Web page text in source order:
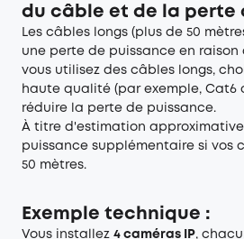
du câble et de la perte
Les câbles longs (plus de 50
une perte de puissance en raison
vous utilisez des câbles longs,
haute qualité (par exemple, Cat6
réduire la perte de puissance.
À titre d'estimation approximative,
puissance supplémentaire si vos
50 mètres.
Exemple technique :
Vous installez 4 caméras IP,